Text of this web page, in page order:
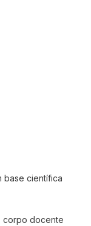
base científica
corpo docente